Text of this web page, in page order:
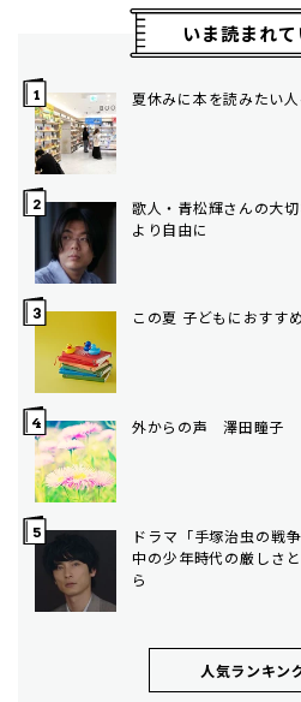
いま読まれ
夏休みに本を読みたい
歌人・青松輝さんの大
より自由に
この夏 子どもにおすす
外からの声 澤田瞳子
ドラマ「手塚治虫の戦
中の少年時代の厳しさ
ら
人気ランキン